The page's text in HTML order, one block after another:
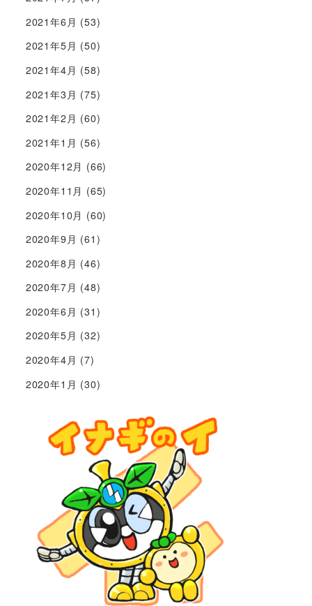
2021年6月 (53)
2021年5月 (50)
2021年4月 (58)
2021年3月 (75)
2021年2月 (60)
2021年1月 (56)
2020年12月 (66)
2020年11月 (65)
2020年10月 (60)
2020年9月 (61)
2020年8月 (46)
2020年7月 (48)
2020年6月 (31)
2020年5月 (32)
2020年4月 (7)
2020年1月 (30)